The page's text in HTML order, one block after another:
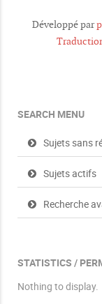
Développé par
SEARCH MENU
Sujets sans
Sujets actifs
Recherche
STATISTICS /
Nothing to display.